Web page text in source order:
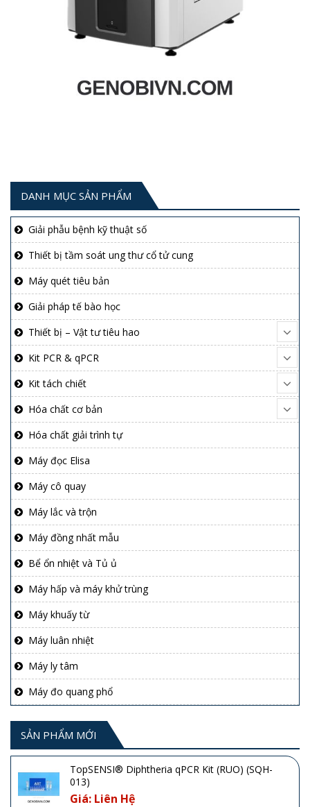
DANH MỤC SẢN PHẨM
Giải phẫu bệnh kỹ thuật số
Thiết bị tầm soát ung thư cổ tử cung
Máy quét tiêu bản
Giải pháp tế bào học
Thiết bị – Vật tư tiêu hao
Kit PCR & qPCR
Kit tách chiết
Hóa chất cơ bản
Hóa chất giải trình tự
Máy đọc Elisa
Máy cô quay
Máy lắc và trộn
Máy đồng nhất mẫu
Bể ổn nhiệt và Tủ ủ
Máy hấp và máy khử trùng
Máy khuấy từ
Máy luân nhiệt
Máy ly tâm
Máy đo quang phổ
SẢN PHẨM MỚI
TopSENSI® Diphtheria qPCR Kit (RUO) (SQH-
013)
Giá: Liên Hệ